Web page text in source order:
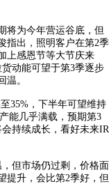
将为今年营运谷底，但
指出，照明客户在第2季
上感恩节等大节庆来
动能可望于第3季逐步
温。
35%，下半年可望维持
能几乎满载，预期第3
持续成长，看好未来IR
但市场仍过剩，价格面
提升，会比第2季好，但